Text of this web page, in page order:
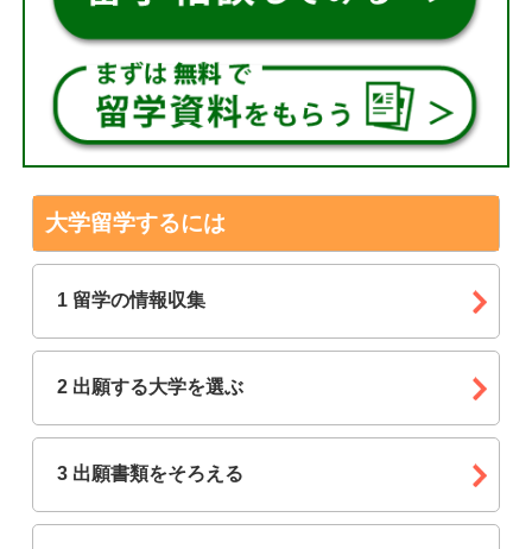
大学留学するには
1 留学の情報収集
2 出願する大学を選ぶ
3 出願書類をそろえる